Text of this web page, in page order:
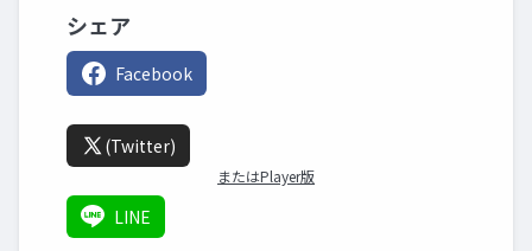
シェア
Facebook
(Twitter)
またはPlayer版
LINE